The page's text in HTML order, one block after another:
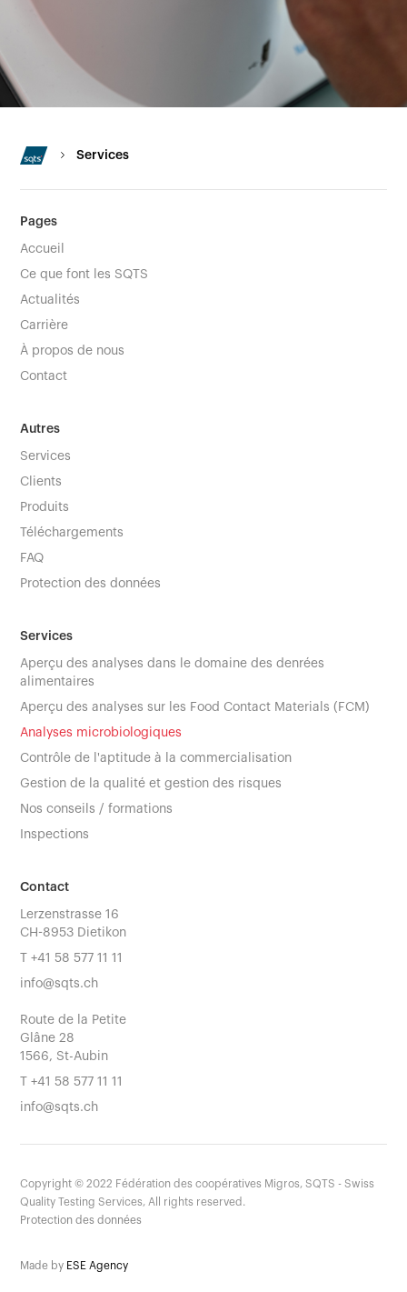
Services
Pages
Accueil
Ce que font les SQTS
Actualités
Carrière
À propos de nous
Contact
Autres
Services
Clients
Produits
Téléchargements
FAQ
Protection des données
Services
Aperçu des analyses dans le domaine des denrées
alimentaires
Aperçu des analyses sur les Food Contact Materials (FCM)
Analyses microbiologiques
Contrôle de l'aptitude à la commercialisation
Gestion de la qualité et gestion des risques
Nos conseils / formations
Inspections
Contact
Lerzenstrasse 16
CH-8953 Dietikon
T+41 58 577 11 11
info@sqts.ch
Route de la Petite
Glâne 28
1566, St-Aubin
T+41 58 577 11 11
info@sqts.ch
Copyright ©2022 Fédération des coopératives Migros, SQTS - Swiss
Quality Testing Services, All rights reserved.
Protection des données
Made by ESE Agency